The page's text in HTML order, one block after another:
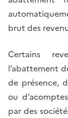
brut des
Certains
l’abattement
de présence,
ou
par des